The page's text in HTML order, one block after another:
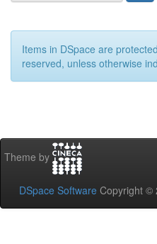
Items in DSpace are
reserved, unless otherwise
Theme by
DSpace Software Copyright ©